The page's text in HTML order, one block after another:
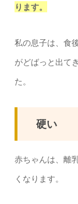
ります。
私の息子は、食
がどばっと出て
た。
硬い
赤ちゃんは、離
くなります。